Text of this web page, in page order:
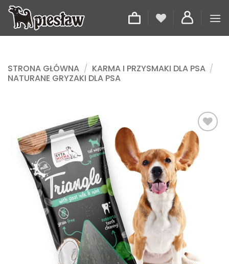
Przewiń
zawartości
STRONA GŁÓWNA / KARMA I PRZYSMAKI DLA PSA /
NATURANE GRYZAKI DLA PSA
Dodaj
do
listy